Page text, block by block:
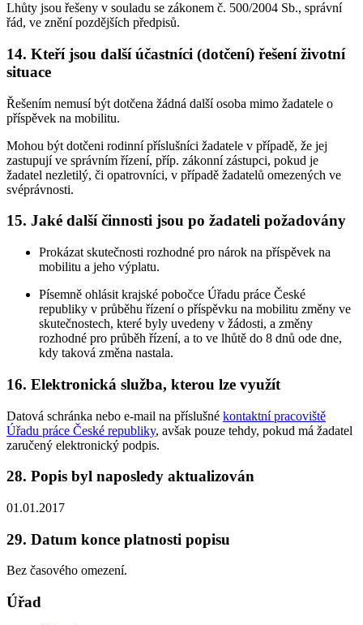
Lhůty jsou řešeny v souladu se zákonem č. 500/2004 Sb., správní
řád, ve znění pozdějších předpisů.
14. Kteří jsou další účastníci (dotčení) řešení životní
situace
Řešením nemusí být dotčena žádná další osoba mimo žadatele o
příspěvek na mobilitu.
Mohou být dotčeni rodinní příslušníci žadatele v případě, že jej
zastupují ve správním řízení, příp. zákonní zástupci, pokud je
žadatel nezletilý, či opatrovníci, v případě žadatelů omezených ve
svéprávnosti.
15. Jaké další činnosti jsou po žadateli požadovány
Prokázat skutečnosti rozhodné pro nárok na příspěvek na
mobilitu a jeho výplatu.
Písemně ohlásit krajské pobočce Úřadu práce České
republiky v průběhu řízení o příspěvku na mobilitu změny ve
skutečnostech, které byly uvedeny v žádosti, a změny
rozhodné pro průběh řízení, a to ve lhůtě do 8 dnů ode dne,
kdy taková změna nastala.
16. Elektronická služba, kterou lze využít
Datová schránka nebo e-mail na příslušné kontaktní pracoviště
Úřadu práce České republiky, avšak pouze tehdy, pokud má žadatel
zaručený elektronický podpis.
28. Popis byl naposledy aktualizován
01.01.2017
29. Datum konce platnosti popisu
Bez časového omezení.
Úřad